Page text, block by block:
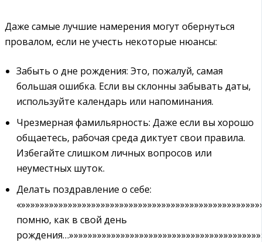
Даже самые лучшие намерения могут обернуться
провалом‚ если не учесть некоторые нюансы:
Забыть о дне рождения: Это‚ пожалуй‚ самая
большая ошибка. Если вы склонны забывать даты‚
используйте календарь или напоминания.
Чрезмерная фамильярность: Даже если вы хорошо
общаетесь‚ рабочая среда диктует свои правила.
Избегайте слишком личных вопросов или
неуместных шуток.
Делать поздравление о себе:
помню‚ как в свой день